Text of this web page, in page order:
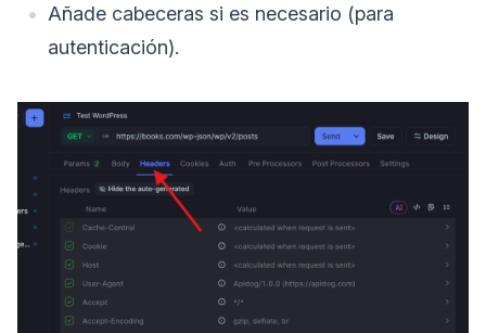
Añade cabeceras si es necesario (para
autenticación).